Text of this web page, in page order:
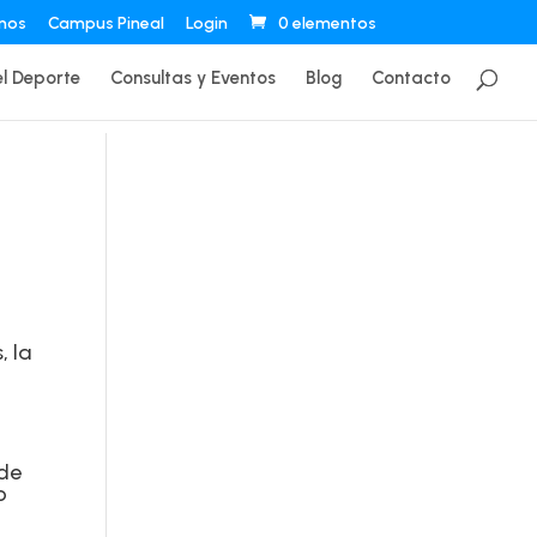
Campus Pineal Login 0 elementos
Deporte Consultas y Eventos Blog Contacto
la